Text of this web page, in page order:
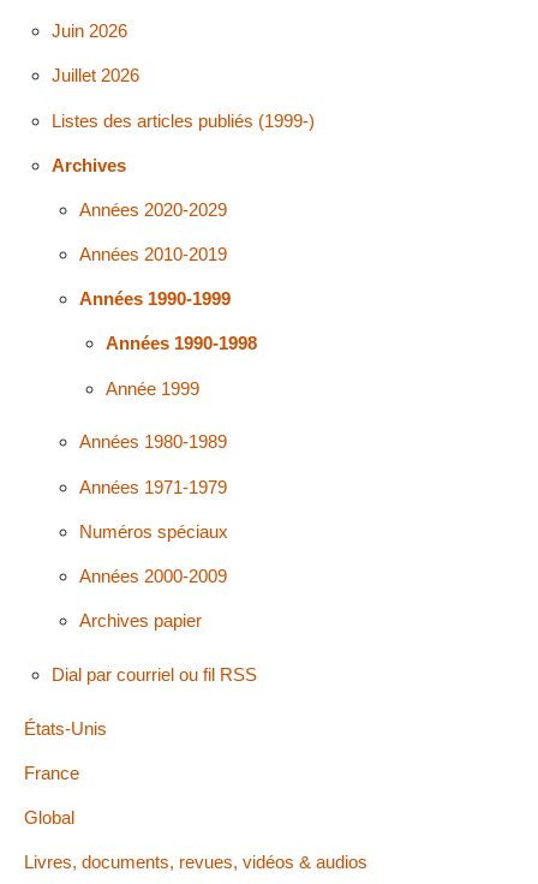
Juin 2026
Juillet 2026
Listes des articles publiés (1999-)
Archives
Années 2020-2029
Années 2010-2019
Années 1990-1999
Années 1990-1998
Année 1999
Années 1980-1989
Années 1971-1979
Numéros spéciaux
Années 2000-2009
Archives papier
Dial par courriel ou fil RSS
États-Unis
France
Global
Livres, documents, revues, vidéos & audios